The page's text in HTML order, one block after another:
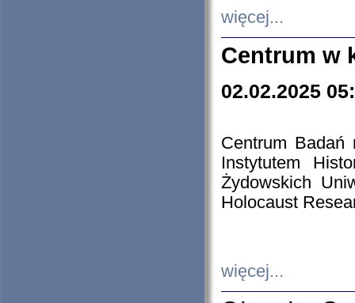
więcej...
Centrum w
02.02.2025
Centrum Badań
Instytutem
Żydowskich
Holocaust
więcej...